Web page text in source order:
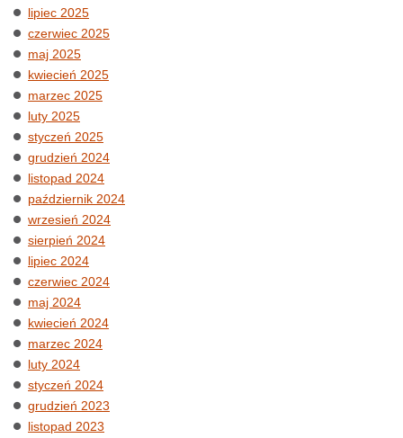
lipiec 2025
czerwiec 2025
maj 2025
kwiecień 2025
marzec 2025
luty 2025
styczeń 2025
grudzień 2024
listopad 2024
październik 2024
wrzesień 2024
sierpień 2024
lipiec 2024
czerwiec 2024
maj 2024
kwiecień 2024
marzec 2024
luty 2024
styczeń 2024
grudzień 2023
listopad 2023